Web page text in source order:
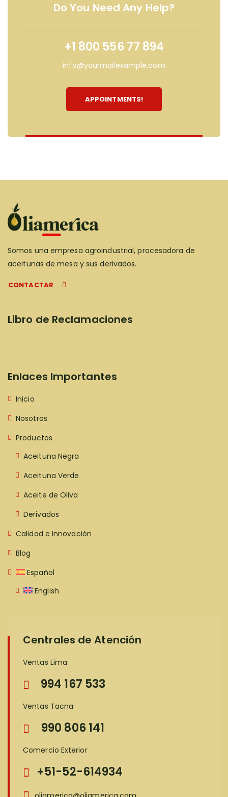
Do You Need Any Help?
+1 800 556 77 894
info@yourmailexample.com
APPOINTMENTS!
Somos una empresa agroindustrial, procesadora de
aceitunas de mesa y sus derivados.
CONTACTAR
Libro de Reclamaciones
Enlaces Importantes
Inicio
Nosotros
Productos
Aceituna Negra
Aceituna Verde
Aceite de Oliva
Derivados
Calidad e Innovación
Blog
Español
English
Centrales de Atención
Ventas Lima
994 167 533
Ventas Tacna
990 806 141
Comercio Exterior
+51-52-614934